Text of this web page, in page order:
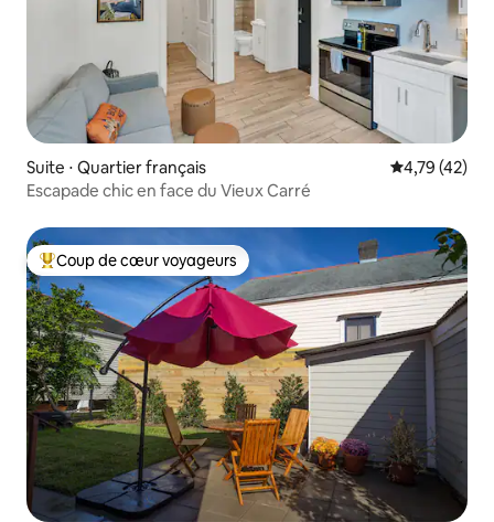
Suite ⋅ Quartier français Évaluation
4,79 (42)
Escapade chic en face du Vieux Carré
Coups de cœur voyageurs les plus appréciés
Coup de cœur voyageurs